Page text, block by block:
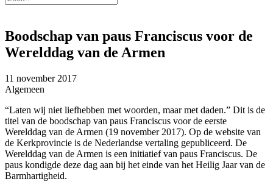
Boodschap van paus Franciscus voor de
Werelddag van de Armen
11 november 2017
Algemeen
“Laten wij niet liefhebben met woorden, maar met daden.” Dit is de
titel van de boodschap van paus Franciscus voor de eerste
Werelddag van de Armen (19 november 2017). Op de website van
de Kerkprovincie is de Nederlandse vertaling gepubliceerd. De
Werelddag van de Armen is een initiatief van paus Franciscus. De
paus kondigde deze dag aan bij het einde van het Heilig Jaar van de
Barmhartigheid.